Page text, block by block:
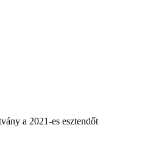
a 2021-es esztendőt